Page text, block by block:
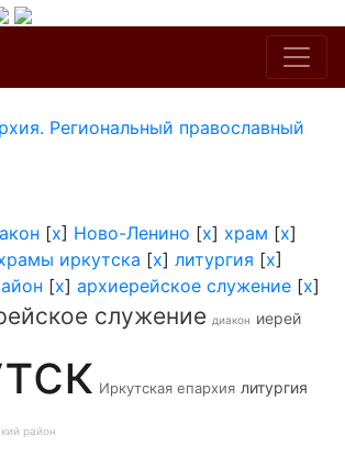
Региональный православный
[x] Ново-Ленино [x] храм [x]
иркутска [x] литургия [x]
[x] архиерейское служение [x]
служение диакон иерей
Иркутская епархия литургия
район